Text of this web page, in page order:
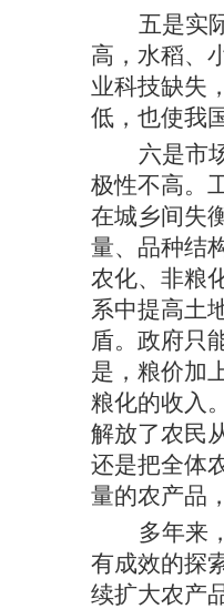
五是实
高，水稻、
业科技缺失
低，也使我
六是市
极性不高。
在城乡间失
量、品种结
农化、非粮
系中提高土
盾。政府只
是，粮价加
粮化的收入
解放了农民
还是把全体
量的农产品
多年来
有成效的探
续扩大农产